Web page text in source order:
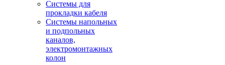
Системы для
прокладки кабеля
Системы напольных
и подпольных
каналов,
электромонтажных
колон